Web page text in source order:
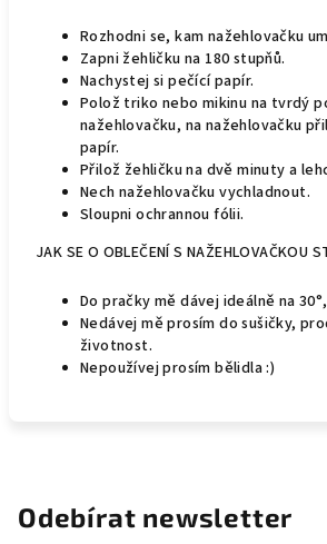
Rozhodni se, kam nažehlovačku
Zapni žehličku na 180 stupňů.
Nachystej si pečící papír.
Polož triko nebo mikinu na tvrdý
nažehlovačku, na nažehlovačku
papír.
Přilož žehličku na dvě minuty a
Nech nažehlovačku vychladnout.
Sloupni ochrannou fólii.
JAK SE O OBLEČENÍ S NAŽEHLOVAČKOU
Do pračky mě dávej ideálně na 30°
Nedávej mě prosím do sušičky,
životnost.
Nepoužívej prosím bělidla :)
Odebírat newsletter